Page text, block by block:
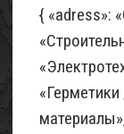
{ «adress»: